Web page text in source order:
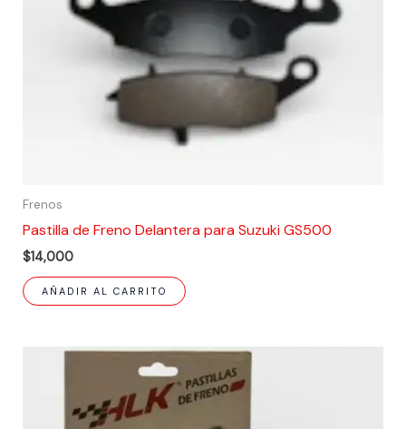
Frenos
Pastilla de Freno Delantera para Suzuki GS500
$14,000
AÑADIR AL CARRITO